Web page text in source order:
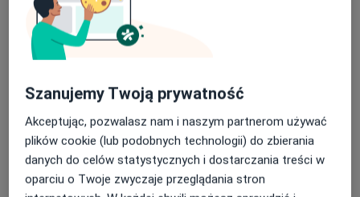
kryzysów emocjonalnych i przewlekłego stresu.
Moje doświadczenie i dlaczego warto mi zaufać
Jestem absolwentką psychologii, a obecnie poszerzam
swoje kompetencje podczas czteroletniego,
całościowego szkolenia psychoterapeutycznego w
Szkole Terapii Inter Ego.
Posiadam bardzo solidne zaplecze kliniczne, które
Szanujemy Twoją prywatność
Akceptując, pozwalasz nam i naszym partnerom używać
plików cookie (lub podobnych technologii) do zbierania
danych do celów statystycznych i dostarczania treści w
oparciu o Twoje zwyczaje przeglądania stron